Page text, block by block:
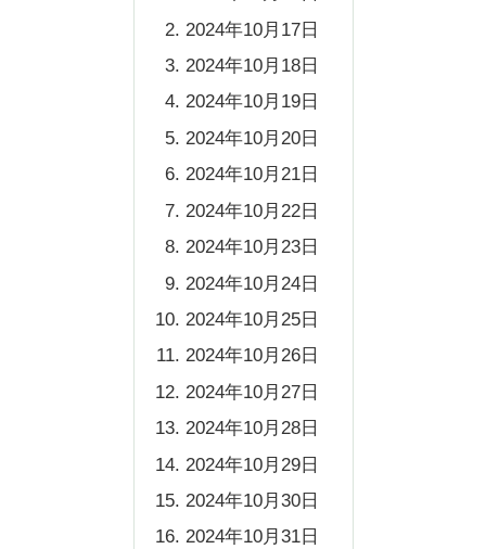
2024年10月17日
2024年10月18日
2024年10月19日
2024年10月20日
2024年10月21日
2024年10月22日
2024年10月23日
2024年10月24日
2024年10月25日
2024年10月26日
2024年10月27日
2024年10月28日
2024年10月29日
2024年10月30日
2024年10月31日